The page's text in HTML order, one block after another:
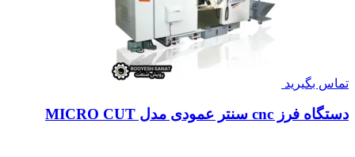
تماس بگیرید
دستگاه فرز cnc سنتر عمودی مدل MICRO CUT